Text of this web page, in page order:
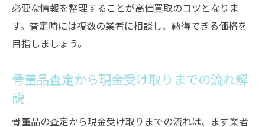
必要な情報を整理することが高価買取のコツとなりま
す。査定時には複数の業者に相談し、納得できる価格を
目指しましょう。
骨董品査定から現金受け取りまでの流れ解
説
骨董品の査定から現金受け取りまでの流れは、まず業者